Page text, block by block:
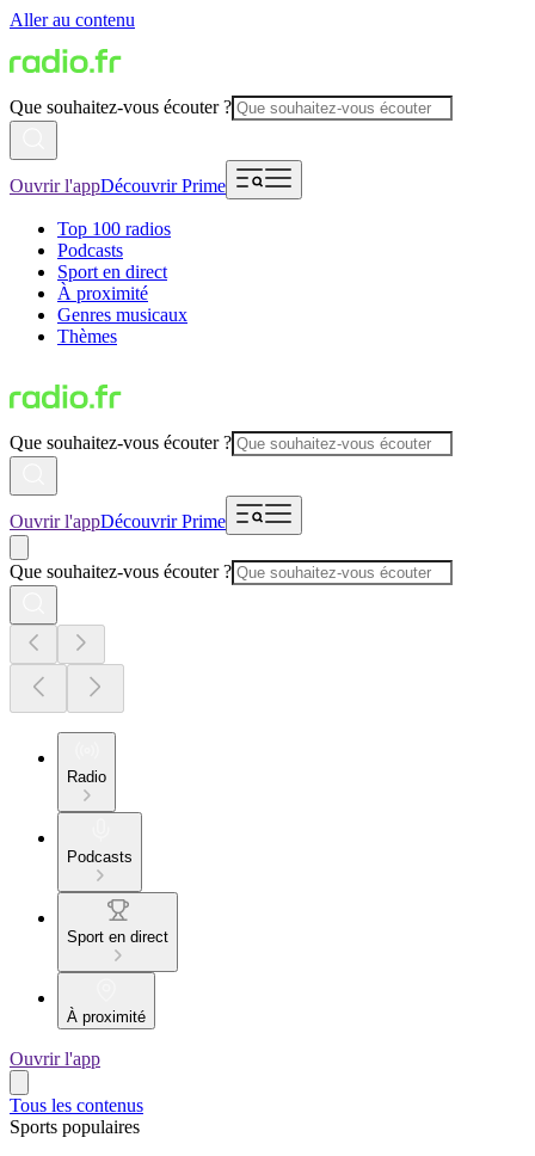
Aller au contenu
Que souhaitez-vous écouter ?
Ouvrir l'appDécouvrir Prime
Top 100 radios
Podcasts
Sport en direct
À proximité
Genres musicaux
Thèmes
Que souhaitez-vous écouter ?
Ouvrir l'appDécouvrir Prime
Que souhaitez-vous écouter ?
Radio
Podcasts
Sport en direct
À proximité
Ouvrir l'app
Tous les contenus
Sports populaires